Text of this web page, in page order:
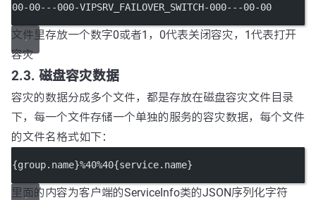
00-00---000-VIPSRV_FAILOVER_SWITCH-000---00-00
文件里存放一个数字0或者1，0代表关闭容灾，1代表打开
容灾
2.3. 磁盘容灾数据
容灾的数据分成多个文件，都是存放在磁盘容灾文件目录
下，每一个文件存储一个单独的服务的容灾数据，每个文件
的文件名格式如下：
{group.name}%40%40{service.name}
里面的内容为客户端的ServiceInfo类的JSON序列化字符